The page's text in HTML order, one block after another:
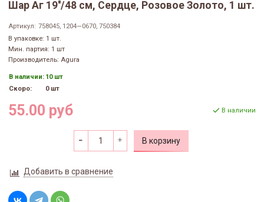
Шар Аг 19''/48 см, Сердце, Розовое Золото, 1 шт.
Артикул: 758045, 1204—0670, 750384
В упаковке: 1 шт.
Мин. партия: 1 шт
Производитель: Agura
В наличии: 10 шт
Скоро:
0 шт
55.00 руб В наличии
В корзину
Добавить в сравнение